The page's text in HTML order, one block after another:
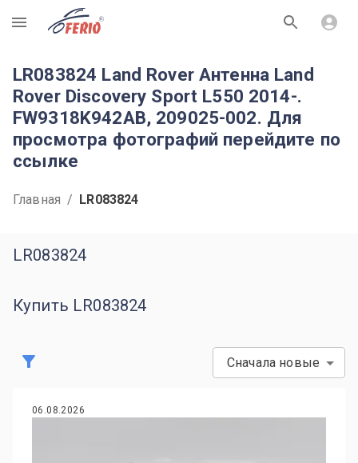
R
LR083824 Land Rover Антенна Land
Rover Discovery Sport L550 2014-.
FW9318K942AB, 209025-002. Для
просмотра фотографий перейдите по
ссылке
Главная / LR083824
LR083824
Купить LR083824
Сначала новые
06.08.2026